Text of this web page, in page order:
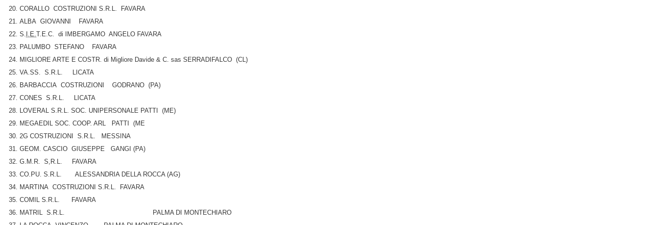
CORALLO COSTRUZIONI S.R.L. FAVARA
ALBA GIOVANNI FAVARA
S. I.E.T.E.C. di IMBERGAMO ANGELO FAVARA
PALUMBO STEFANO FAVARA
MIGLIORE ARTE E COSTR. di Migliore Davide & C. sas SERRADIFALCO (CL)
VA.SS. S.R.L. LICATA
BARBACCIA COSTRUZIONI GODRANO (PA)
CONES S.R.L. LICATA
LOVERAL S.R.L. SOC. UNIPERSONALE PATTI (ME)
MEGAEDIL SOC. COOP. ARL PATTI (ME
2G COSTRUZIONI S.R.L. MESSINA
GEOM. CASCIO GIUSEPPE GANGI (PA)
G.M.R. S,R.L. FAVARA
CO.PU. S.R.L. ALESSANDRIA DELLA ROCCA (AG)
MARTINA COSTRUZIONI S.R.L. FAVARA
COMIL S.R.L. FAVARA
MATRIL S.R.L. PALMA DI MONTECHIARO